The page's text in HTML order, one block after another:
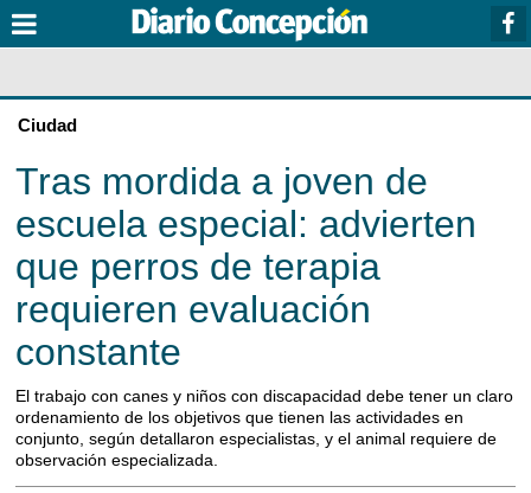
Ciudad
Tras mordida a joven de
escuela especial: advierten
que perros de terapia
requieren evaluación
constante
El trabajo con canes y niños con discapacidad debe tener un claro
ordenamiento de los objetivos que tienen las actividades en
conjunto, según detallaron especialistas, y el animal requiere de
observación especializada.